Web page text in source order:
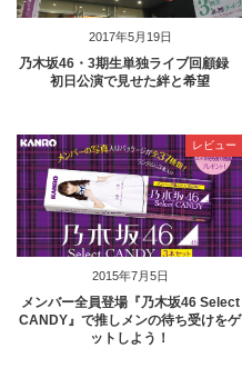
2017年5月19日
乃木坂46・3期生単独ライブ回顧録
初日公演で見せた絆と希望
2015年7月5日
レビュー
メンバー全員登場『乃木坂46 Select
CANDY』で推しメンの待ち受けをゲ
ットしよう！